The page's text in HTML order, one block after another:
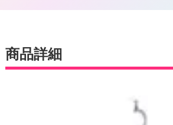
商品詳細